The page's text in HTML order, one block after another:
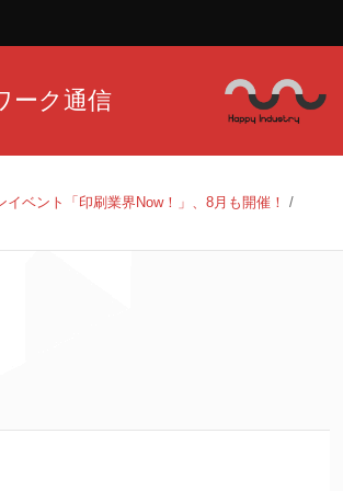
ーク通信
イベント「印刷業界Now！」、8月も開催！ /